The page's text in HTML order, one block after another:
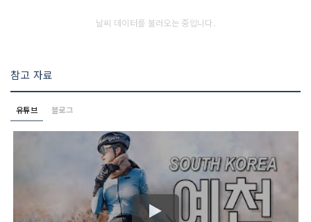
날씨 데이터를 불러오는 중입니다.
참고 자료
유튜브 블로그